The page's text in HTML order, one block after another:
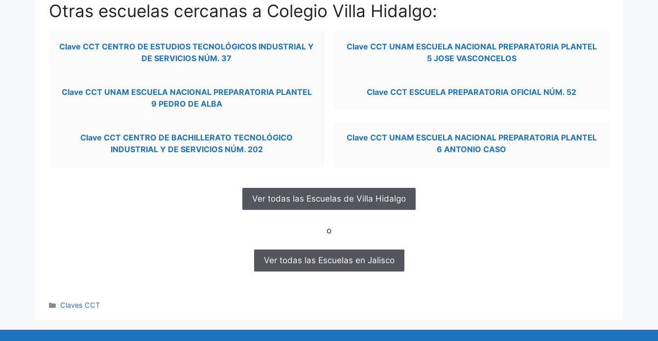
Otras escuelas cercanas a Colegio Villa Hidalgo:
Clave CCT CENTRO DE ESTUDIOS TECNOLÓGICOS INDUSTRIAL Y
DE SERVICIOS NÚM. 37
Clave CCT UNAM ESCUELA NACIONAL PREPARATORIA PLANTEL
5 JOSE VASCONCELOS
Clave CCT UNAM ESCUELA NACIONAL PREPARATORIA PLANTEL
9 PEDRO DE ALBA
Clave CCT ESCUELA PREPARATORIA OFICIAL NÚM. 52
Clave CCT CENTRO DE BACHILLERATO TECNOLÓGICO
INDUSTRIAL Y DE SERVICIOS NÚM. 202
Clave CCT UNAM ESCUELA NACIONAL PREPARATORIA PLANTEL
6 ANTONIO CASO
Ver todas las Escuelas de Villa Hidalgo
o
Ver todas las Escuelas en Jalisco
Categorías
Claves CCT